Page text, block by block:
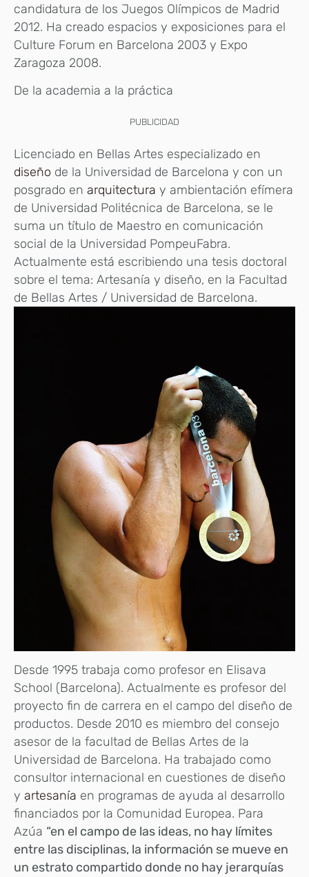
candidatura de los Juegos Olímpicos de Madrid
2012. Ha creado espacios y exposiciones para el
Culture Forum en Barcelona 2003 y Expo
Zaragoza 2008.
De la academia a la práctica
PUBLICIDAD
Licenciado en Bellas Artes especializado en
diseño de la Universidad de Barcelona y con un
posgrado en arquitectura y ambientación efímera
de Universidad Politécnica de Barcelona, se le
suma un título de Maestro en comunicación
social de la Universidad PompeuFabra.
Actualmente está escribiendo una tesis doctoral
sobre el tema: Artesanía y diseño, en la Facultad
de Bellas Artes / Universidad de Barcelona.
Desde 1995 trabaja como profesor en Elisava
School (Barcelona). Actualmente es profesor del
proyecto fin de carrera en el campo del diseño de
productos. Desde 2010 es miembro del consejo
asesor de la facultad de Bellas Artes de la
Universidad de Barcelona. Ha trabajado como
consultor internacional en cuestiones de diseño
y artesanía en programas de ayuda al desarrollo
financiados por la Comunidad Europea. Para
Azúa “en el campo de las ideas, no hay límites
entre las disciplinas, la información se mueve en
un estrato compartido donde no hay jerarquías